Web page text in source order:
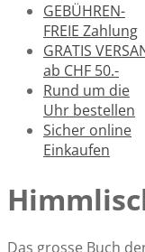
GEBÜHREN-
FREIE Zahlung
GRATIS
ab CHF 50.-
Rund um die
Uhr bestellen
Sicher online
Einkaufen
Das grosse Buch